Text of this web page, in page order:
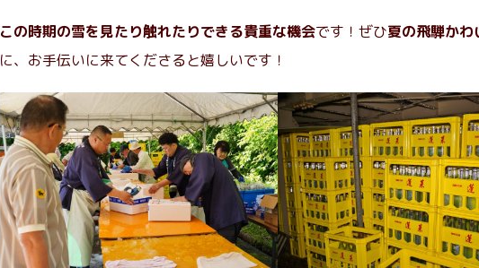
この時期の雪を見たり触れたりできる貴重な機会です！ぜひ夏の飛騨かわ
に、お手伝いに来てくださると嬉しいです！